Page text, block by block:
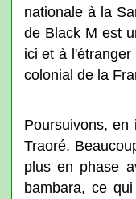
nationale à la
de Black M est
ici et à
colonial de la
Poursuivons,
Traoré.
plus en phase
bambara, ce